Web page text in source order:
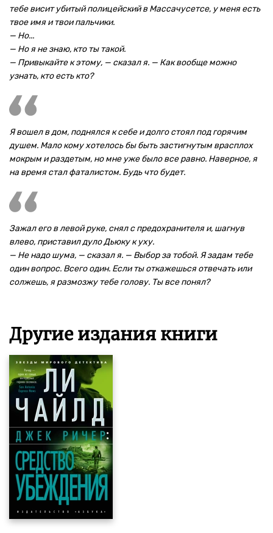
тебе висит убитый полицейский в Массачусетсе, у меня есть
твое имя и твои пальчики.
— Но...
— Но я не знаю, кто ты такой.
— Привыкайте к этому, — сказал я. — Как вообще можно
узнать, кто есть кто?
Я вошел в дом, поднялся к себе и долго стоял под горячим
душем. Мало кому хотелось бы быть застигнутым врасплох
мокрым и раздетым, но мне уже было все равно. Наверное, я
на время стал фаталистом. Будь что будет.
Зажал его в левой руке, снял с предохранителя и, шагнув
влево, приставил дуло Дьюку к уху.
— Не надо шума, — сказал я. — Выбор за тобой. Я задам тебе
один вопрос. Всего один. Если ты откажешься отвечать или
солжешь, я размозжу тебе голову. Ты все понял?
Другие издания книги